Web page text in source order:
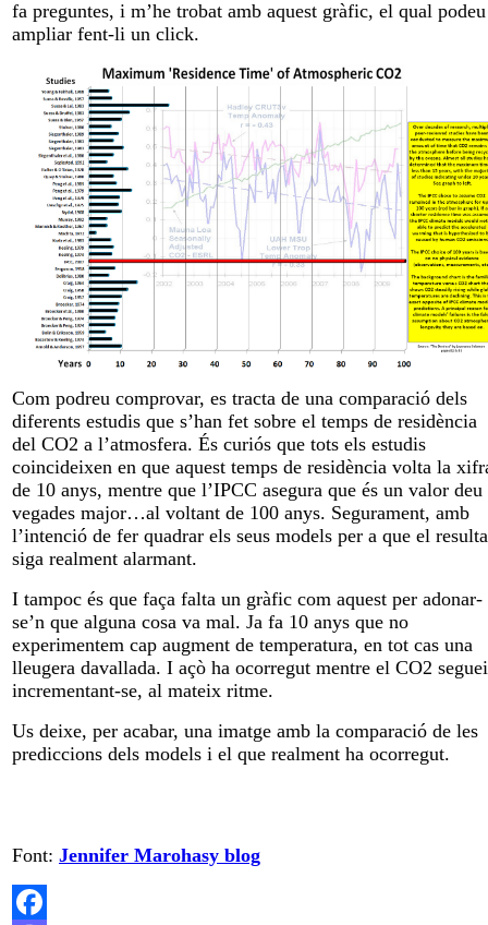
fa preguntes, i m’he trobat amb aquest gràfic, el qual podeu
ampliar fent-li un click.
Com podreu comprovar, es tracta de una comparació dels
diferents estudis que s’han fet sobre el temps de residència
del CO2 a l’atmosfera. És curiós que tots els estudis
coincideixen en que aquest temps de residència volta la
de 10 anys, mentre que l’IPCC asegura que és un valor deu
vegades major…al voltant de 100 anys. Segurament, amb
l’intenció de fer quadrar els seus models per a que el
siga realment alarmant.
I tampoc és que faça falta un gràfic com aquest per adonar-
se’n que alguna cosa va mal. Ja fa 10 anys que no
experimentem cap augment de temperatura, en tot cas una
lleugera davallada. I açò ha ocorregut mentre el CO2
incrementant-se, al mateix ritme.
Us deixe, per acabar, una imatge amb la comparació de les
prediccions dels models i el que realment ha ocorregut.
Font: Jennifer Marohasy blog